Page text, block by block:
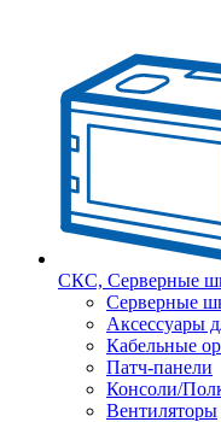
СКС, Серверные
Серверные
Аксессуары
Кабельные
Патч-панели
Консоли/
Вентиляторы